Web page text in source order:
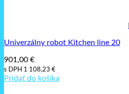
Univerzálny robot Kitchen line 20
901,00 €
s DPH 1 108,23 €
Pridať do košíka